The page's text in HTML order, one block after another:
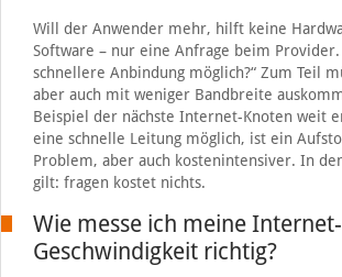
Will der Anwender mehr, hilft keine
Software – nur eine Anfrage beim Provider.
schnellere Anbindung möglich?“ Zum Teil
aber auch mit weniger Bandbreite
Beispiel der nächste Internet-Knoten weit
eine schnelle Leitung möglich, ist ein
Problem, aber auch kostenintensiver. In
gilt: fragen kostet nichts.
Wie messe ich meine Internet-
Geschwindigkeit richtig?